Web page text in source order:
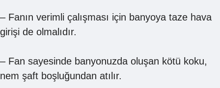
– Fanın verimli çalışması için banyoya taze hava
girişi de olmalıdır.
– Fan sayesinde banyonuzda oluşan kötü koku,
nem şaft boşluğundan atılır.